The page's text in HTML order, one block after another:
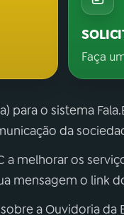
Faça
para o sistema
da
a melhorar os
mensagem o link
a Ouvidoria da